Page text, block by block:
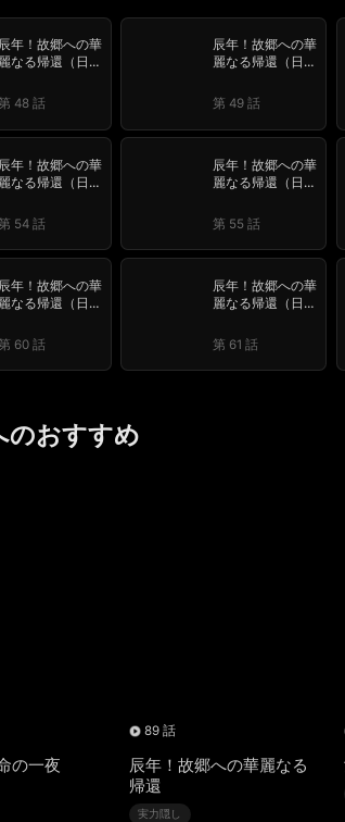
辰年！故郷への華
麗なる帰還（日本
48 話
辰年！故郷への華
麗なる帰還（日本
第 49 話
辰年！故郷への華
麗なる帰還（日本
54 話
辰年！故郷への華
麗なる帰還（日本
第 55 話
辰年！故郷への華
麗なる帰還（日本
60 話
辰年！故郷への華
麗なる帰還（日本
第 61 話
のおすすめ
の一夜
89 話
辰年！故郷への華麗なる
帰還
実力隠し